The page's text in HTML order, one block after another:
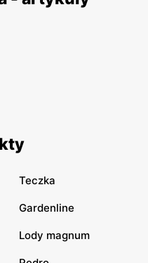
Teczka
Gardenline
Lody magnum